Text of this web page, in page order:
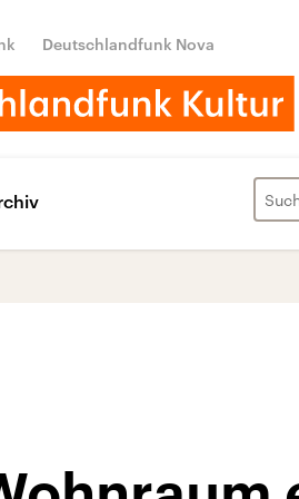
Deutschlandfunk Nova